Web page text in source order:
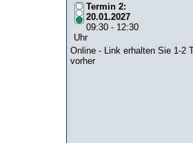
Termin 2:
20.01.2027
09:30 - 12:30
Uhr
Online - Link erhalten Sie 1-2
vorher